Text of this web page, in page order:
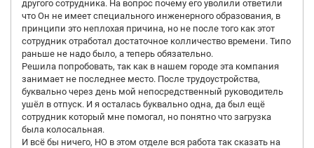
другого сотрудника. На вопрос почему его уволили ответили
что Он не имеет специального инженерного образования, в
принципи это неплохая причина, но не после того как этот
сотрудник отработал достаточное колличество времени. Типо
раньше не надо было, а теперь обязательно.
Решила попробовать, так как в нашем городе эта компания
занимает не последнее место. После трудоустройства,
буквально через день мой непосредственный руководитель
ушёл в отпуск. И я осталась буквально одна, да был ещё
сотрудник который мне помогал, но понятно что загрузка
была колосальная.
И всё бы ничего, НО в этом отделе вся работа так сказать на